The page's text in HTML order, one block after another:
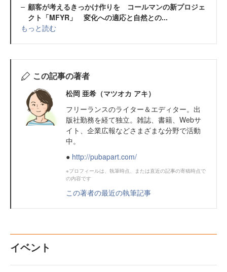
顧客が考えるきっかけ作りを コールマンの新プロジェ
クト「MFYR」 変化への適応と自然との...
もっと読む
この記事の著者
松岡 亜希（マツオカ アキ）
フリーランスのライター＆エディター。出
版社勤務を経て独立。雑誌、書籍、Webサ
イト、企業広報などさまざまな分野で活動
中。
● http://pubapart.com/
※プロフィールは、執筆時点、または直近の記事の寄稿時点で
の内容です
この著者の最近の執筆記事
イベント